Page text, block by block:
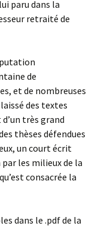
paru dans la
retraité de
de
et de nombreuses
des textes
très grand
thèses défendues
un court écrit
les milieux de la
consacrée la
dans le .pdf de la